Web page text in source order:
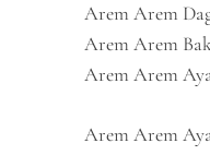
Arem Arem
Arem Arem
Arem Arem
Arem Arem